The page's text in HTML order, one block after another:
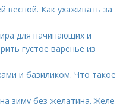
весной. Как ухаживать за
для начинающих и
густое варенье из
и базиликом. Что такое
зиму без желатина. Желе